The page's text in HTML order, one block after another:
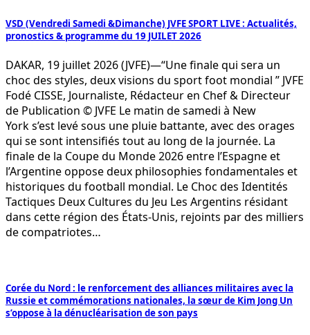
VSD (Vendredi Samedi &Dimanche) JVFE SPORT LIVE : Actualités,
pronostics & programme du 19 JUILET 2026
DAKAR, 19 juillet 2026 (JVFE)—“Une finale qui sera un
choc des styles, deux visions du sport foot mondial ” JVFE
Fodé CISSE, Journaliste, Rédacteur en Chef & Directeur
de Publication © JVFE Le matin de samedi à New
York s’est levé sous une pluie battante, avec des orages
qui se sont intensifiés tout au long de la journée. La
finale de la Coupe du Monde 2026 entre l’Espagne et
l’Argentine oppose deux philosophies fondamentales et
historiques du football mondial. Le Choc des Identités
Tactiques Deux Cultures du Jeu Les Argentins résidant
dans cette région des États-Unis, rejoints par des milliers
de compatriotes…
Corée du Nord : le renforcement des alliances militaires avec la
Russie et commémorations nationales, la sœur de Kim Jong Un
s’oppose à la dénucléarisation de son pays